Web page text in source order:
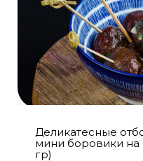
Деликатесные
мини боровики на
гр)